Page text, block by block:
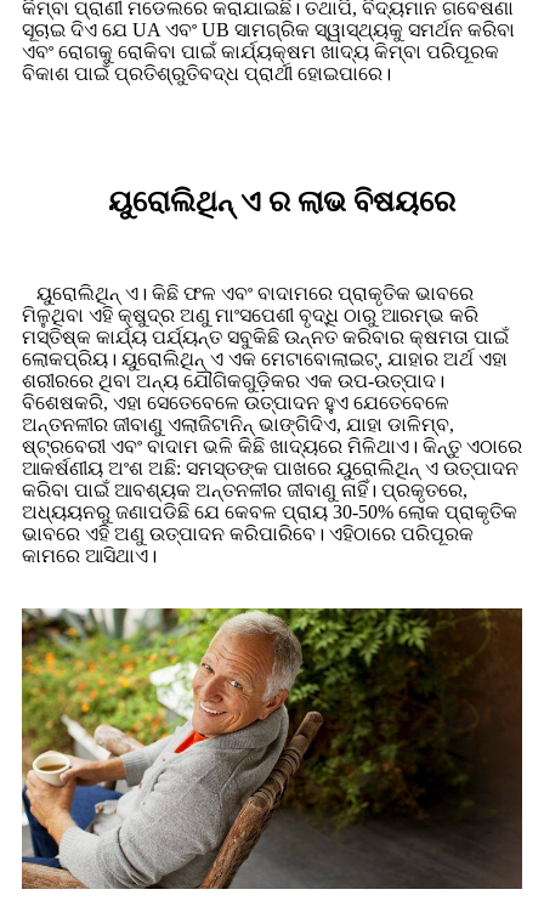
କିମ୍ବା ପ୍ରାଣୀ ମଡେଲରେ କରାଯାଇଛି। ତଥାପି, ବିଦ୍ୟମାନ ଗବେଷଣା
ସୂଚାଇ ଦିଏ ଯେ UA ଏବଂ UB ସାମଗ୍ରିକ ସ୍ୱାସ୍ଥ୍ୟକୁ ସମର୍ଥନ କରିବା
ଏବଂ ରୋଗକୁ ରୋକିବା ପାଇଁ କାର୍ଯ୍ୟକ୍ଷମ ଖାଦ୍ୟ କିମ୍ବା ପରିପୂରକ
ବିକାଶ ପାଇଁ ପ୍ରତିଶ୍ରୁତିବଦ୍ଧ ପ୍ରାର୍ଥୀ ହୋଇପାରେ।
ୟୁରୋଲିଥିନ୍ ଏ ର ଲାଭ ବିଷୟରେ
ୟୁରୋଲିଥିନ୍ ଏ। କିଛି ଫଳ ଏବଂ ବାଦାମରେ ପ୍ରାକୃତିକ ଭାବରେ
ମିଳୁଥିବା ଏହି କ୍ଷୁଦ୍ର ଅଣୁ ମାଂସପେଶୀ ବୃଦ୍ଧି ଠାରୁ ଆରମ୍ଭ କରି
ମସ୍ତିଷ୍କ କାର୍ଯ୍ୟ ପର୍ଯ୍ୟନ୍ତ ସବୁକିଛି ଉନ୍ନତ କରିବାର କ୍ଷମତା ପାଇଁ
ଲୋକପ୍ରିୟ। ୟୁରୋଲିଥିନ୍ ଏ ଏକ ମେଟାବୋଲାଇଟ୍, ଯାହାର ଅର୍ଥ ଏହା
ଶରୀରରେ ଥିବା ଅନ୍ୟ ଯୌଗିକଗୁଡ଼ିକର ଏକ ଉପ-ଉତ୍ପାଦ।
ବିଶେଷକରି, ଏହା ସେତେବେଳେ ଉତ୍ପାଦନ ହୁଏ ଯେତେବେଳେ
ଅନ୍ତନଳୀର ଜୀବାଣୁ ଏଲାଜିଟାନିନ୍ ଭାଙ୍ଗିଦିଏ, ଯାହା ଡାଳିମ୍ବ,
ଷ୍ଟ୍ରବେରୀ ଏବଂ ବାଦାମ ଭଳି କିଛି ଖାଦ୍ୟରେ ମିଳିଥାଏ। କିନ୍ତୁ ଏଠାରେ
ଆକର୍ଷଣୀୟ ଅଂଶ ଅଛି: ସମସ୍ତଙ୍କ ପାଖରେ ୟୁରୋଲିଥିନ୍ ଏ ଉତ୍ପାଦନ
କରିବା ପାଇଁ ଆବଶ୍ୟକ ଅନ୍ତନଳୀର ଜୀବାଣୁ ନାହିଁ। ପ୍ରକୃତରେ,
ଅଧ୍ୟୟନରୁ ଜଣାପଡିଛି ଯେ କେବଳ ପ୍ରାୟ 30-50% ଲୋକ ପ୍ରାକୃତିକ
ଭାବରେ ଏହି ଅଣୁ ଉତ୍ପାଦନ କରିପାରିବେ। ଏହିଠାରେ ପରିପୂରକ
କାମରେ ଆସିଥାଏ।